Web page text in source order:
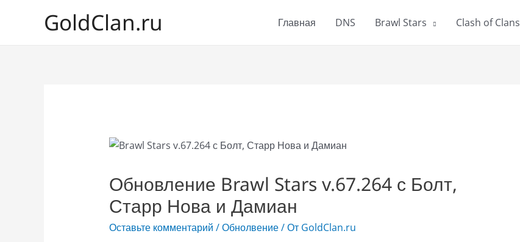
GoldClan.ru Главная DNS Brawl Stars Clash of Clans
Обновление Brawl Stars v.67.264 с Болт,
Старр Нова и Дамиан
Оставьте комментарий /Обнолвение/ От GoldClan.ru